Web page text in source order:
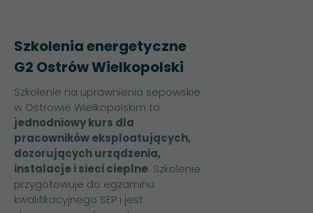
Szkolenia energetyczne
G2 Ostrów Wielkopolski
Szkolenie na uprawnienia sepowskie
w Ostrowie Wielkopolskim to
jednodniowy kurs dla
pracowników eksploatujących,
dozorujących urządzenia,
instalacje i sieci cieplne. Szkolenie
przygotowuje do egzaminu
kwalifikacyjnego SEP i jest